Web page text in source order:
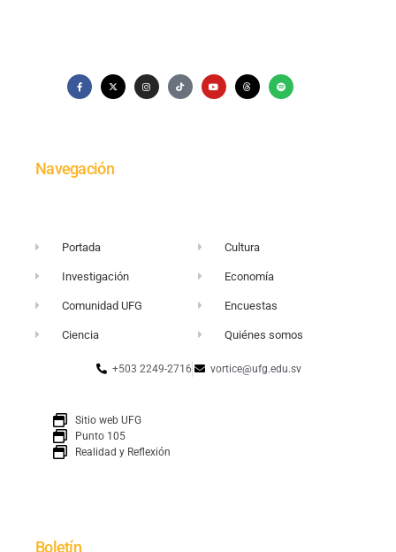
Navegación
Portada
Investigación
Comunidad UFG
Ciencia
Cultura
Economía
Encuestas
Quiénes somos
+503 2249-2716 vortice@ufg.edu.sv
Sitio web UFG
Punto 105
Realidad y Reflexión
Boletín